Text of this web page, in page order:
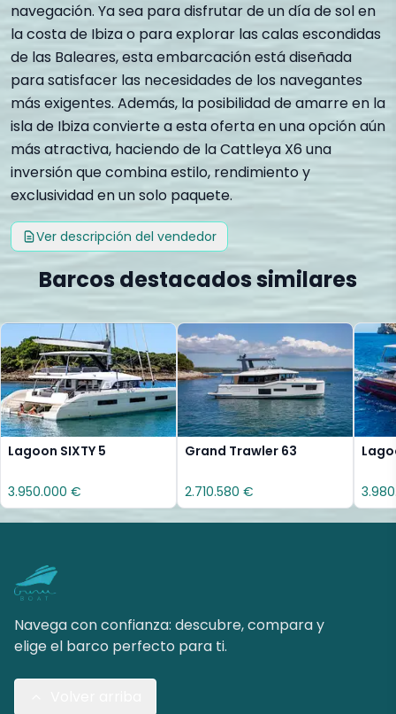
navegación. Ya sea para disfrutar de un día de sol en
la costa de Ibiza o para explorar las calas escondidas
de las Baleares, esta embarcación está diseñada
para satisfacer las necesidades de los navegantes
más exigentes. Además, la posibilidad de amarre en la
isla de Ibiza convierte a esta oferta en una opción aún
más atractiva, haciendo de la Cattleya X6 una
inversión que combina estilo, rendimiento y
exclusividad en un solo paquete.
Ver descripción del vendedor
Barcos destacados similares
Lagoon SIXTY 5
3.950.000 €
Grand Trawler 63
2.710.580 €
Navega con confianza: descubre, compara y
elige el barco perfecto para ti.